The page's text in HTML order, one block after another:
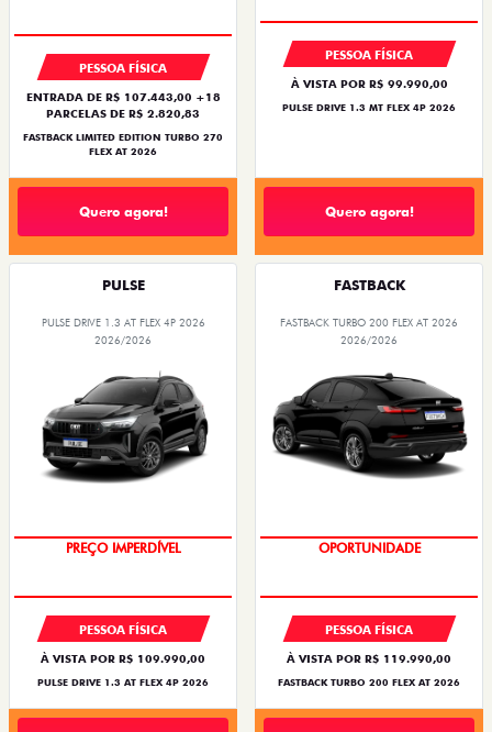
PESSOA FÍSICA
ENTRADA DE R$ 107.443,00 +18
PARCELAS DE R$ 2.820,83
FASTBACK LIMITED EDITION TURBO 270
FLEX AT 2026
Quero agora!
PESSOA FÍSICA
À VISTA POR R$ 99.990,00
PULSE DRIVE 1.3 MT FLEX 4P 2026
Quero agora!
PULSE
PULSE DRIVE 1.3 AT FLEX 4P 2026
2026/2026
PREÇO IMPERDÍVEL
PESSOA FÍSICA
À VISTA POR R$ 109.990,00
PULSE DRIVE 1.3 AT FLEX 4P 2026
FASTBACK
FASTBACK TURBO 200 FLEX AT 2026
2026/2026
OPORTUNIDADE
PESSOA FÍSICA
À VISTA POR R$ 119.990,00
FASTBACK TURBO 200 FLEX AT 2026